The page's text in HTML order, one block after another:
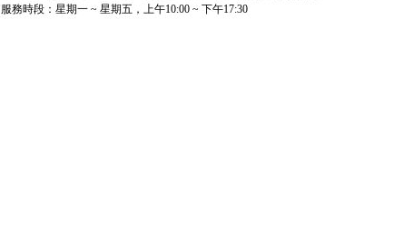
服務時段：星期一 ~ 星期五，上午10:00 ~ 下午17:30